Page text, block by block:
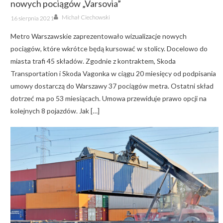
nowych pociągów „Varsovia”
Posted
on
16 sierpnia 2021 Author
Michał Ciechowski
Metro Warszawskie zaprezentowało wizualizacje nowych
pociągów, które wkrótce będą kursować w stolicy. Docelowo do
miasta trafi 45 składów. Zgodnie z kontraktem, Skoda
Transportation i Skoda Vagonka w ciągu 20 miesięcy od podpisania
umowy dostarczą do Warszawy 37 pociągów metra. Ostatni skład
dotrzeć ma po 53 miesiącach. Umowa przewiduje prawo opcji na
kolejnych 8 pojazdów. Jak […]